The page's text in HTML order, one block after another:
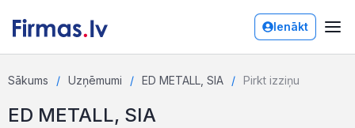
Ienākt
Sākums Uzņēmumi ED METALL, SIA Pirkt izziņu
ED METALL, SIA